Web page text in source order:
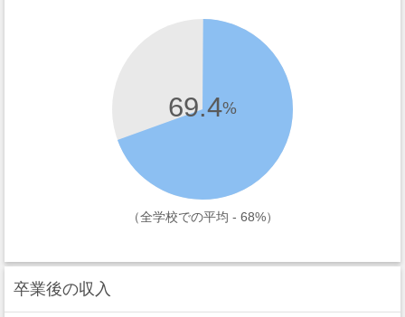
69.4%
（全学校での平均 - 68%）
卒業後の収入